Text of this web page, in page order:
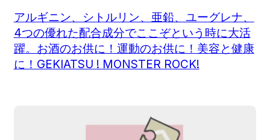
アルギニン、シトルリン、亜鉛、ユーグレナ、
4つの優れた配合成分でここぞという時に大活
躍。お酒のお供に！運動のお供に！美容と健康
に！GEKIATSU ! MONSTER ROCK!